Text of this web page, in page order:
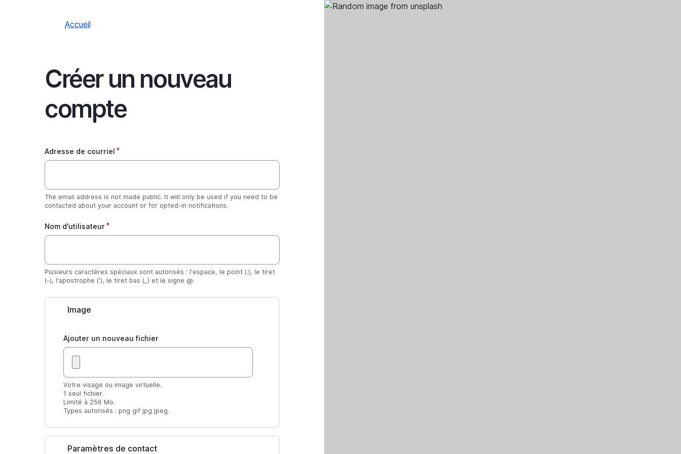
Aller
Accueil
Créer un nouveau
compte
Adresse de courriel
The email address is not made public. It will only be used if you need to be
contacted about your account or for opted-in notifications.
Nom d'utilisateur
Plusieurs caractères spéciaux sont autorisés : l'espace, le point (.), le tiret
(-), l'apostrophe ('), le tiret bas (_) et le signe @.
Image
Ajouter un nouveau fichier
Votre visage ou image virtuelle.
1 seul fichier.
Limité à 256 Mo.
Types autorisés : png gif jpg jpeg.
Paramètres de contact